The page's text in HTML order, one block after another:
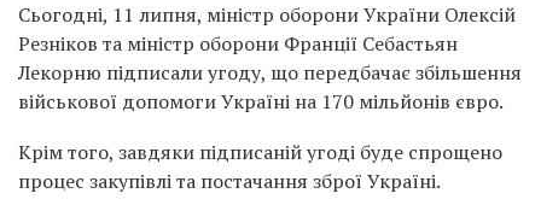
Сьогодні, 11 липня, міністр оборони України Олексій
Резніков та міністр оборони Франції Себастьян
Лекорню підписали угоду, що передбачає збільшення
військової допомоги Україні на 170 мільйонів євро.
Крім того, завдяки підписаній угоді буде спрощено
процес закупівлі та постачання зброї Україні.